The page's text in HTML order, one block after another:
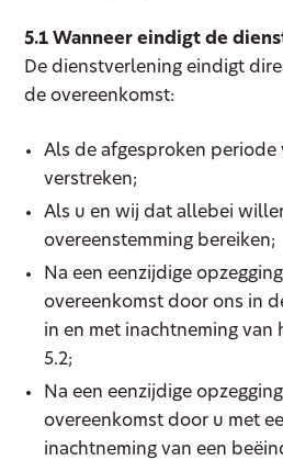
5.1 Wanneer eindigt de
De dienstverlening eindigt
de overeenkomst:
Als de afgesproken periode
verstreken;
Als u en wij dat allebei
overeenstemming bereiken;
Na een eenzijdige
overeenkomst door ons in
in en met inachtneming
5.2;
Na een eenzijdige
overeenkomst door u met
inachtneming van een